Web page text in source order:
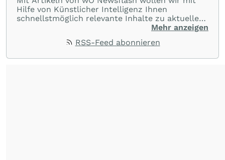
Hilfe von Künstlicher Intelligenz Ihnen
schnellstmöglich relevante Inhalte zu aktuellen
Ereignissen rund um Börse, Finanzmärkte aus
Mehr anzeigen
RSS-Feed abonnieren